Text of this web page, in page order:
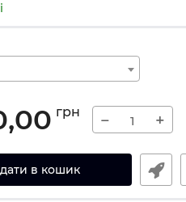
грн − +
в кошик